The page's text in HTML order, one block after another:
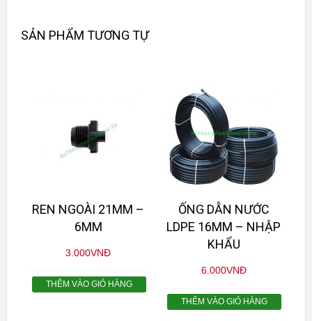
SẢN PHẨM TƯƠNG TỰ
REN NGOÀI 21MM –
6MM
3.000VNĐ
THÊM VÀO GIỎ HÀNG
ỐNG DẪN NƯỚC
LDPE 16MM – NHẬP
KHẨU
6.000VNĐ
THÊM VÀO GIỎ HÀNG